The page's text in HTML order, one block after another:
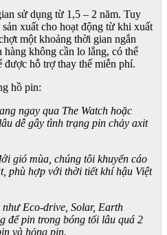
sử dụng từ 1,5 – 2 năm. Tuy
xuất cho hoạt động từ khi xuất
một khoảng thời gian ngắn
không cần lo lắng, có thể
được hỗ trợ thay thế miễn phí.
hồ pin:
ngay qua The Watch hoặc
dễ gây tình trạng pin chảy axit
gió mùa, chúng tôi khuyến cáo
phù hợp với thời tiết khí hậu Việt
Eco-drive, Solar, Earth
để pin trong bóng tối lâu quá 2
và hỏng pin.